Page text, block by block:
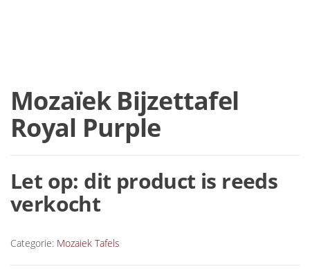
Mozaïek Bijzettafel
Royal Purple
Let op: dit product is reeds
verkocht
Categorie: Mozaiek Tafels